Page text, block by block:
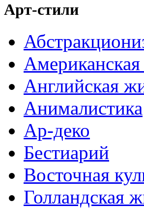
Арт-стили
Английская
Анималистика
Ар-деко
Бестиарий
Восточная
Голландская